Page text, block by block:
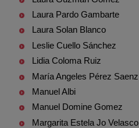
Laura Pardo Gambarte
Laura Solan Blanco
Leslie Cuello Sánchez
Lidia Coloma Ruiz
María Angeles Pérez Saenz
Manuel Albi
Manuel Domine Gomez
Margarita Estela Jo Velasco